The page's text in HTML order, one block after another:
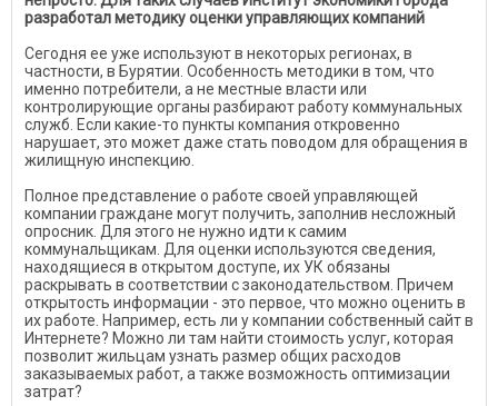
разработал методику оценки управляющих компаний
Сегодня ее уже используют в некоторых регионах, в
частности, в Бурятии. Особенность методики в том, что
именно потребители, а не местные власти или
контролирующие органы разбирают работу коммунальных
служб. Если какие-то пункты компания откровенно
нарушает, это может даже стать поводом для обращения в
жилищную инспекцию.
Полное представление о работе своей управляющей
компании граждане могут получить, заполнив несложный
опросник. Для этого не нужно идти к самим
коммунальщикам. Для оценки используются сведения,
находящиеся в открытом доступе, их УК обязаны
раскрывать в соответствии с законодательством. Причем
открытость информации - это первое, что можно оценить в
их работе. Например, есть ли у компании собственный сайт в
Интернете? Можно ли там найти стоимость услуг, которая
позволит жильцам узнать размер общих расходов
заказываемых работ, а также возможность оптимизации
затрат?